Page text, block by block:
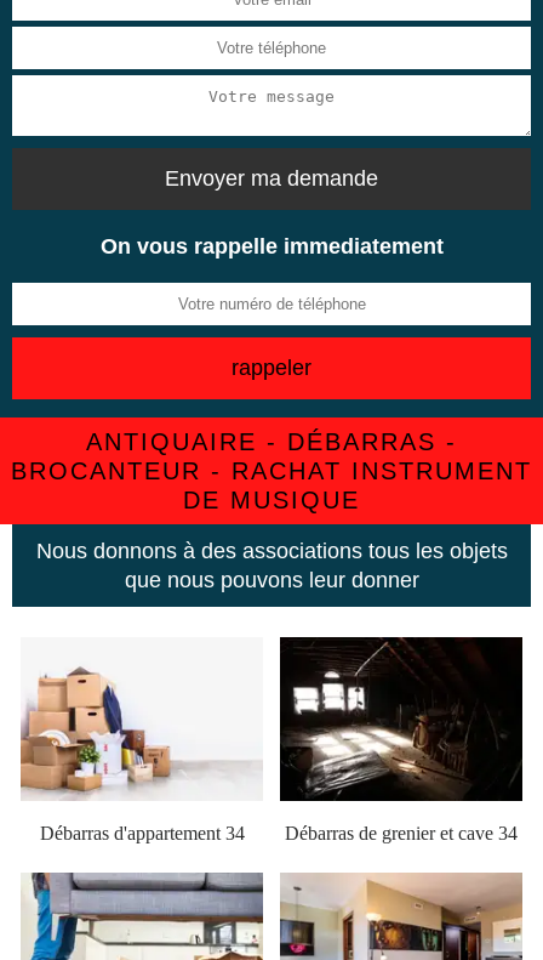
On vous rappelle immediatement
ANTIQUAIRE - DÉBARRAS -
BROCANTEUR - RACHAT INSTRUMENT
DE MUSIQUE
Nous donnons à des associations tous les objets
que nous pouvons leur donner
Débarras d'appartement 34 Débarras de grenier et cave 34